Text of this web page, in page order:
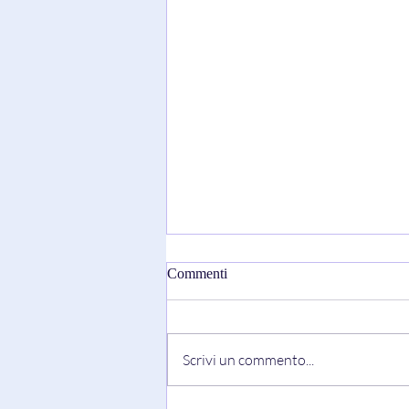
“I WISH” di Sarantos
Commenti
Scrivi un commento...